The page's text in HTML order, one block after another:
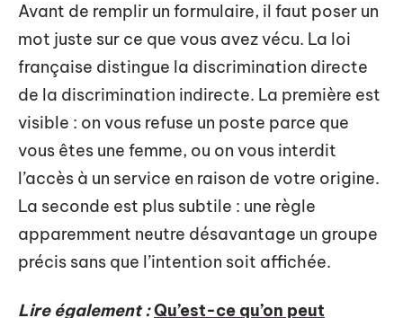
Avant de remplir un formulaire, il faut poser un
mot juste sur ce que vous avez vécu. La loi
française distingue la discrimination directe
de la discrimination indirecte. La première est
visible : on vous refuse un poste parce que
vous êtes une femme, ou on vous interdit
l’accès à un service en raison de votre origine.
La seconde est plus subtile : une règle
apparemment neutre désavantage un groupe
précis sans que l’intention soit affichée.
Lire également :Qu’est-ce qu’on peut